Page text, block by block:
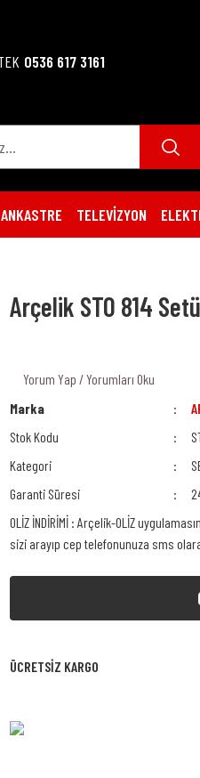
0536 617 3161
ANKASTRE TELEVİZYON
Arçelik STO 814
Yorum Yap / Yorumları Oku
Marka
Stok Kodu
Kategori
Garanti Süresi
OLİZ İNDİRİMİ : Arçelik-OLİZ
sizi arayıp cep telefonunuza sms
ÜCRETSİZ KARGO